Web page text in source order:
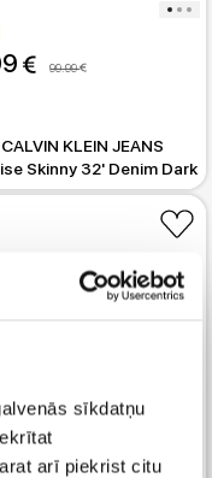
sīkdatņu
arī piekrist citu
99.99
KLEIN JEANS
Skinny 32' Denim Dark